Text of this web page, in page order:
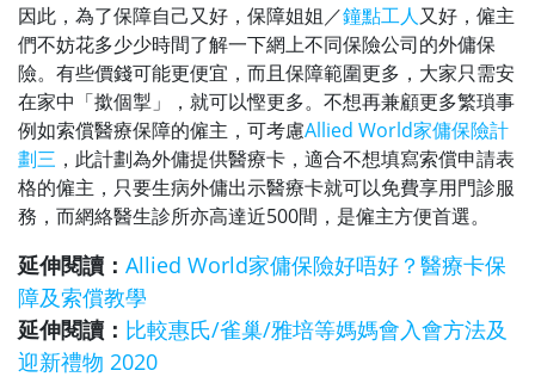
因此，為了保障自己又好，保障姐姐／鐘點工人又好，僱主
們不妨花多少少時間了解一下網上不同保險公司的外傭保
險。有些價錢可能更便宜，而且保障範圍更多，大家只需安
在家中「撳個掣」，就可以慳更多。不想再兼顧更多繁瑣事
例如索償醫療保障的僱主，可考慮Allied World家傭保險計
劃三 ，此計劃為外傭提供醫療卡，適合不想填寫索償申請表
格的僱主，只要生病外傭出示醫療卡就可以免費享用門診服
務，而網絡醫生診所亦高達近500間，是僱主方便首選。
延伸閱讀： Allied World家傭保險好唔好？醫療卡保
障及索償教學
延伸閱讀： 比較惠氏/雀巢/雅培等媽媽會入會方法及
迎新禮物 2020